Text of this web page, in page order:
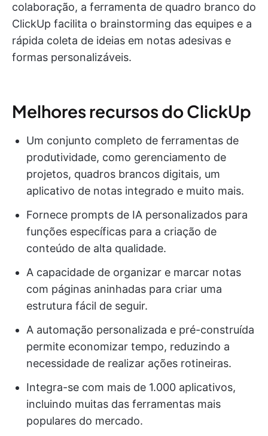
colaboração, a ferramenta de quadro branco do
ClickUp facilita o brainstorming das equipes e a
rápida coleta de ideias em notas adesivas e
formas personalizáveis.
Melhores recursos do ClickUp
Um conjunto completo de ferramentas de
produtividade, como gerenciamento de
projetos, quadros brancos digitais, um
aplicativo de notas integrado e muito mais.
Fornece prompts de IA personalizados para
funções específicas para a criação de
conteúdo de alta qualidade.
A capacidade de organizar e marcar notas
com páginas aninhadas para criar uma
estrutura fácil de seguir.
A automação personalizada e pré-construída
permite economizar tempo, reduzindo a
necessidade de realizar ações rotineiras.
Integra-se com mais de 1.000 aplicativos,
incluindo muitas das ferramentas mais
populares do mercado.